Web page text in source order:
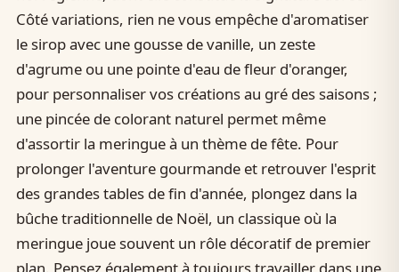
Côté variations, rien ne vous empêche d'aromatiser
le sirop avec une gousse de vanille, un zeste
d'agrume ou une pointe d'eau de fleur d'oranger,
pour personnaliser vos créations au gré des saisons ;
une pincée de colorant naturel permet même
d'assortir la meringue à un thème de fête. Pour
prolonger l'aventure gourmande et retrouver l'esprit
des grandes tables de fin d'année, plongez dans la
bûche traditionnelle de Noël, un classique où la
meringue joue souvent un rôle décoratif de premier